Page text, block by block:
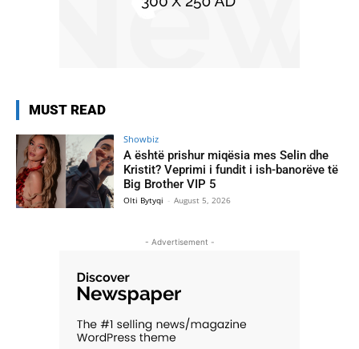
MUST READ
Showbiz
A është prishur miqësia mes Selin dhe
Kristit? Veprimi i fundit i ish-banorëve të
Big Brother VIP 5
Olti Bytyqi - August 5, 2026
- Advertisement -